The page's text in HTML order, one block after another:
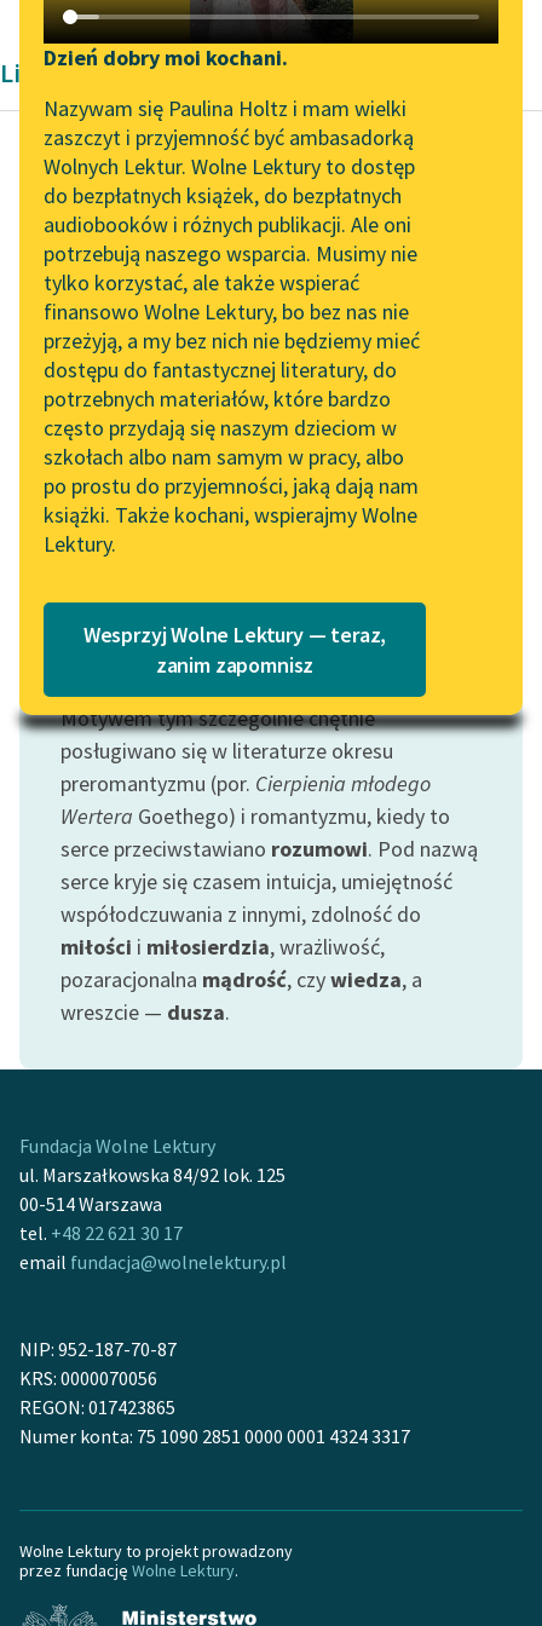
Katalog DAISY
Podkasty o książkach
Zgłoś brak utworu
Aktualności
Zapraszamy na spotkanie
online z tłumaczkami
literatury skandynawskiej
Spotkanie z Katarzyną
Tunkiel w Oslo
Wolne Lektury na 32.
Pol’and’Rock Festivalu
„Kochanek Lady
Chatterley” do słuchania
na Wolnych Lekturach
Nowy audiobook –
„Marzenie o Oriencie”
Lektury szkolne i klasyka
literatury do słuchania dla
uczennic i uczniów z
niepełnosprawnościami
E-kolekcja lektur
szkolnych i literatury do
słuchania dla uczennic i
uczniów z
niepełnosprawnościami
Feministyczne inspiracje.
Ręce pełne poezji
Kolekcje edukacyjne
twórców przechodzących
do domeny publicznej,
Odkurzamy bohaterów
Szkoła Poezji Wolnych
Lektur
Narzędzia
Mapa Wolnych Lektur
Leśmianator
Przewodnik dla piszących i
czytających
API
OAI-PMH
Widget Wolnych Lektur
Przypisy
Katalog w formacie PDF
Kontakt
Dzień dobry moi kochani.
Nazywam się Paulina Holtz i mam wielki
zaszczyt i przyjemność być ambasadorką
Wolnych Lektur. Wolne Lektury to dostęp
do bezpłatnych książek, do bezpłatnych
audiobooków i różnych publikacji. Ale oni
potrzebują naszego wsparcia. Musimy nie
tylko korzystać, ale także wspierać
finansowo Wolne Lektury, bo bez nas nie
przeżyją, a my bez nich nie będziemy mieć
dostępu do fantastycznej literatury, do
potrzebnych materiałów, które bardzo
często przydają się naszym dzieciom w
szkołach albo nam samym w pracy, albo
po prostu do przyjemności, jaką dają nam
książki. Także kochani, wspierajmy Wolne
Lektury.
Wesprzyj Wolne Lektury — teraz,
zanim zapomnisz
Liryka Aleksandra Kasprzak i Lula Sarnia
Mira Król
.Kambium.
pod koniec września
majstrowali w moim
sercu
nie pierwszy raz
rozbieramy to mięsko
dobieramy się...
Czytaj więcej
Motyw: Serce
Motywem tym szczególnie chętnie
posługiwano się w literaturze okresu
preromantyzmu (por. Cierpienia młodego
Wertera Goethego) i romantyzmu, kiedy to
serce przeciwstawiano rozumowi. Pod nazwą
serce kryje się czasem intuicja, umiejętność
współodczuwania z innymi, zdolność do
miłości i miłosierdzia, wrażliwość,
pozaracjonalna mądrość, czywiedza, a
wreszcie — dusza.
Fundacja Wolne Lektury
ul. Marszałkowska 84/92 lok. 125
00-514 Warszawa
tel. +48 22 621 30 17
email fundacja@wolnelektury.pl
NIP: 952-187-70-87
KRS: 0000070056
REGON: 017423865
Numer konta: 75 1090 2851 0000 0001 4324 3317
Wolne Lektury to projekt prowadzony
przez fundację Wolne Lektury.